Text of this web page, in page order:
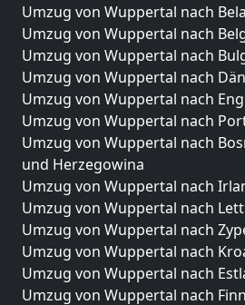
Umzug von Wuppertal nach
Umzug von Wuppertal nach
Umzug von Wuppertal nach
Umzug von Wuppertal nach
Umzug von Wuppertal nach
Umzug von Wuppertal nach
Umzug von Wuppertal nach
und Herzegowina
Umzug von Wuppertal nach
Umzug von Wuppertal nach
Umzug von Wuppertal nach
Umzug von Wuppertal nach
Umzug von Wuppertal nach
Umzug von Wuppertal nach